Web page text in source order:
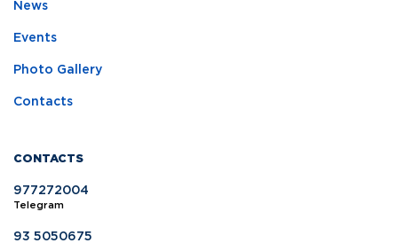
News
Events
Photo Gallery
Contacts
CONTACTS
977272004
Telegram
93 5050675